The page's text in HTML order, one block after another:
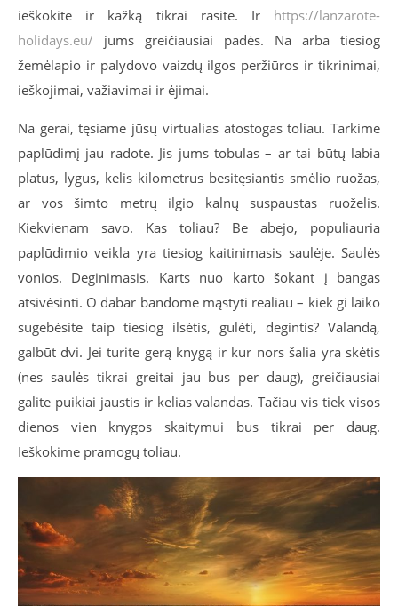
ieškokite ir kažką tikrai rasite. Ir https://lanzarote-
holidays.eu/ jums greičiausiai padės. Na arba tiesiog
žemėlapio ir palydovo vaizdų ilgos peržiūros ir tikrinimai,
ieškojimai, važiavimai ir ėjimai.
Na gerai, tęsiame jūsų virtualias atostogas toliau. Tarkime
paplūdimį jau radote. Jis jums tobulas – ar tai būtų labia
platus, lygus, kelis kilometrus besitęsiantis smėlio ruožas,
ar vos šimto metrų ilgio kalnų suspaustas ruoželis.
Kiekvienam savo. Kas toliau? Be abejo, populiauria
paplūdimio veikla yra tiesiog kaitinimasis saulėje. Saulės
vonios. Deginimasis. Karts nuo karto šokant į bangas
atsivėsinti. O dabar bandome mąstyti realiau – kiek gi laiko
sugebėsite taip tiesiog ilsėtis, gulėti, degintis? Valandą,
galbūt dvi. Jei turite gerą knygą ir kur nors šalia yra skėtis
(nes saulės tikrai greitai jau bus per daug), greičiausiai
galite puikiai jaustis ir kelias valandas. Tačiau vis tiek visos
dienos vien knygos skaitymui bus tikrai per daug.
Ieškokime pramogų toliau.